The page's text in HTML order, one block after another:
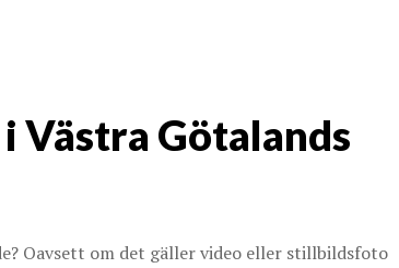
Götalands
Oavsett om det gäller video eller stillbildsfoto